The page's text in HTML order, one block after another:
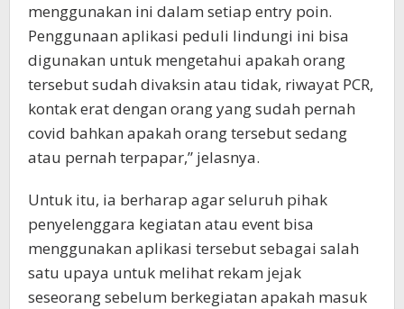
menggunakan ini dalam setiap entry poin.
Penggunaan aplikasi peduli lindungi ini bisa
digunakan untuk mengetahui apakah orang
tersebut sudah divaksin atau tidak, riwayat PCR,
kontak erat dengan orang yang sudah pernah
covid bahkan apakah orang tersebut sedang
atau pernah terpapar,” jelasnya.
Untuk itu, ia berharap agar seluruh pihak
penyelenggara kegiatan atau event bisa
menggunakan aplikasi tersebut sebagai salah
satu upaya untuk melihat rekam jejak
seseorang sebelum berkegiatan apakah masuk